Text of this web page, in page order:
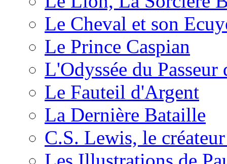
Le Cheval et son
Le Prince Caspian
L'Odyssée du
Le Fauteil d'Argent
La Dernière Bataille
C.S. Lewis, le